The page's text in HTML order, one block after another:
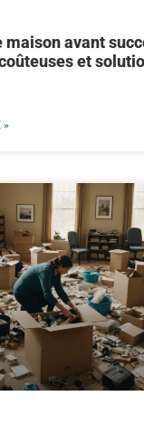
maison avant
et
»